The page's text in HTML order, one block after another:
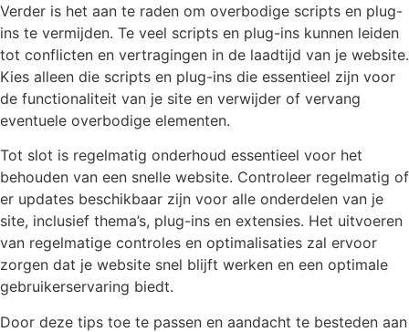
Verder is het aan te raden om overbodige scripts en plug-
ins te vermijden. Te veel scripts en plug-ins kunnen leiden
tot conflicten en vertragingen in de laadtijd van je website.
Kies alleen die scripts en plug-ins die essentieel zijn voor
de functionaliteit van je site en verwijder of vervang
eventuele overbodige elementen.
Tot slot is regelmatig onderhoud essentieel voor het
behouden van een snelle website. Controleer regelmatig of
er updates beschikbaar zijn voor alle onderdelen van je
site, inclusief thema’s, plug-ins en extensies. Het uitvoeren
van regelmatige controles en optimalisaties zal ervoor
zorgen dat je website snel blijft werken en een optimale
gebruikerservaring biedt.
Door deze tips toe te passen en aandacht te besteden aan